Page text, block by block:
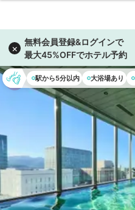
駅から5分以内 大浴場あり